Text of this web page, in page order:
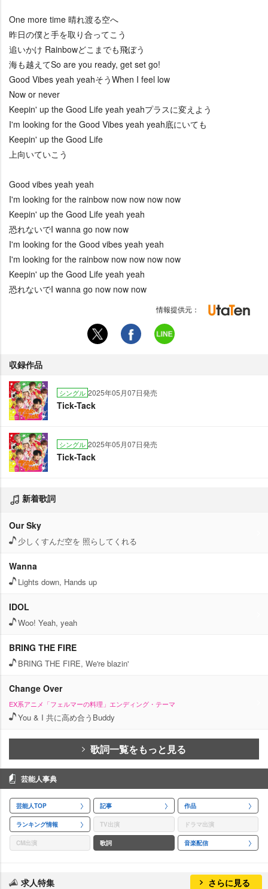
One more time 晴れ渡る空へ
昨日の僕と手を取り合ってこう
追いかけ Rainbowどこまでも飛ぼう
海も越えてSo are you ready, get set go!
Good Vibes yeah yeahそうWhen I feel low
Now or never
Keepin' up the Good Life yeah yeahプラスに変えよう
I'm looking for the Good Vibes yeah yeah底にいても
Keepin' up the Good Life
上向いていこう
Good vibes yeah yeah
I'm looking for the rainbow now now now now
Keepin' up the Good Life yeah yeah
恐れないでI wanna go now now
I'm looking for the Good vibes yeah yeah
I'm looking for the rainbow now now now now
Keepin' up the Good Life yeah yeah
恐れないでI wanna go now now now
情報提供元：
収録作品
シングル 2025年05月07日発売
Tick-Tack
シングル 2025年05月07日発売
Tick-Tack
新着歌詞
Our Sky
少しくすんだ空を 照らしてくれる
Wanna
Lights down, Hands up
IDOL
Woo! Yeah, yeah
BRING THE FIRE
BRING THE FIRE, We're blazin'
Change Over
EX系アニメ「フェルマーの料理」エンディング・テーマ
You & I 共に高め合うBuddy
歌詞一覧をもっと見る
芸能人事典
芸能人TOP 記事 作品
ランキング情報 TV出演 ドラマ出演
CM出演 歌詞 音楽配信
求人特集 さらに見る